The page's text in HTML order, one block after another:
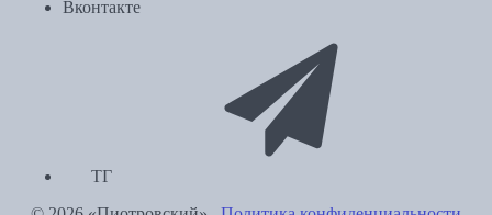
Вконтакте
ТГ